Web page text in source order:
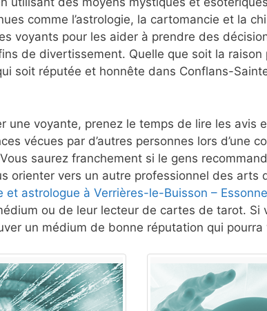
comme l’astrologie, la cartomancie et la
voyants pour les aider à prendre des
de divertissement. Quelle que soit la
soit réputée et honnête dans Conflans-
une voyante, prenez le temps de lire les
vécues par d’autres personnes lors d’une
saurez franchement si le gens
orienter vers un autre professionnel des arts
et astrologue à Verrières-le-Buisson – Essonne
ou de leur lecteur de cartes de tarot.
un médium de bonne réputation qui